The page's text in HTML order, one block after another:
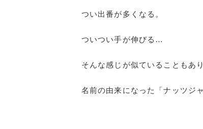
つい出番が多くなる。
ついつい手が伸びる…
そんな感じが似ていることもあり
名前の由来になった「ナッツジ